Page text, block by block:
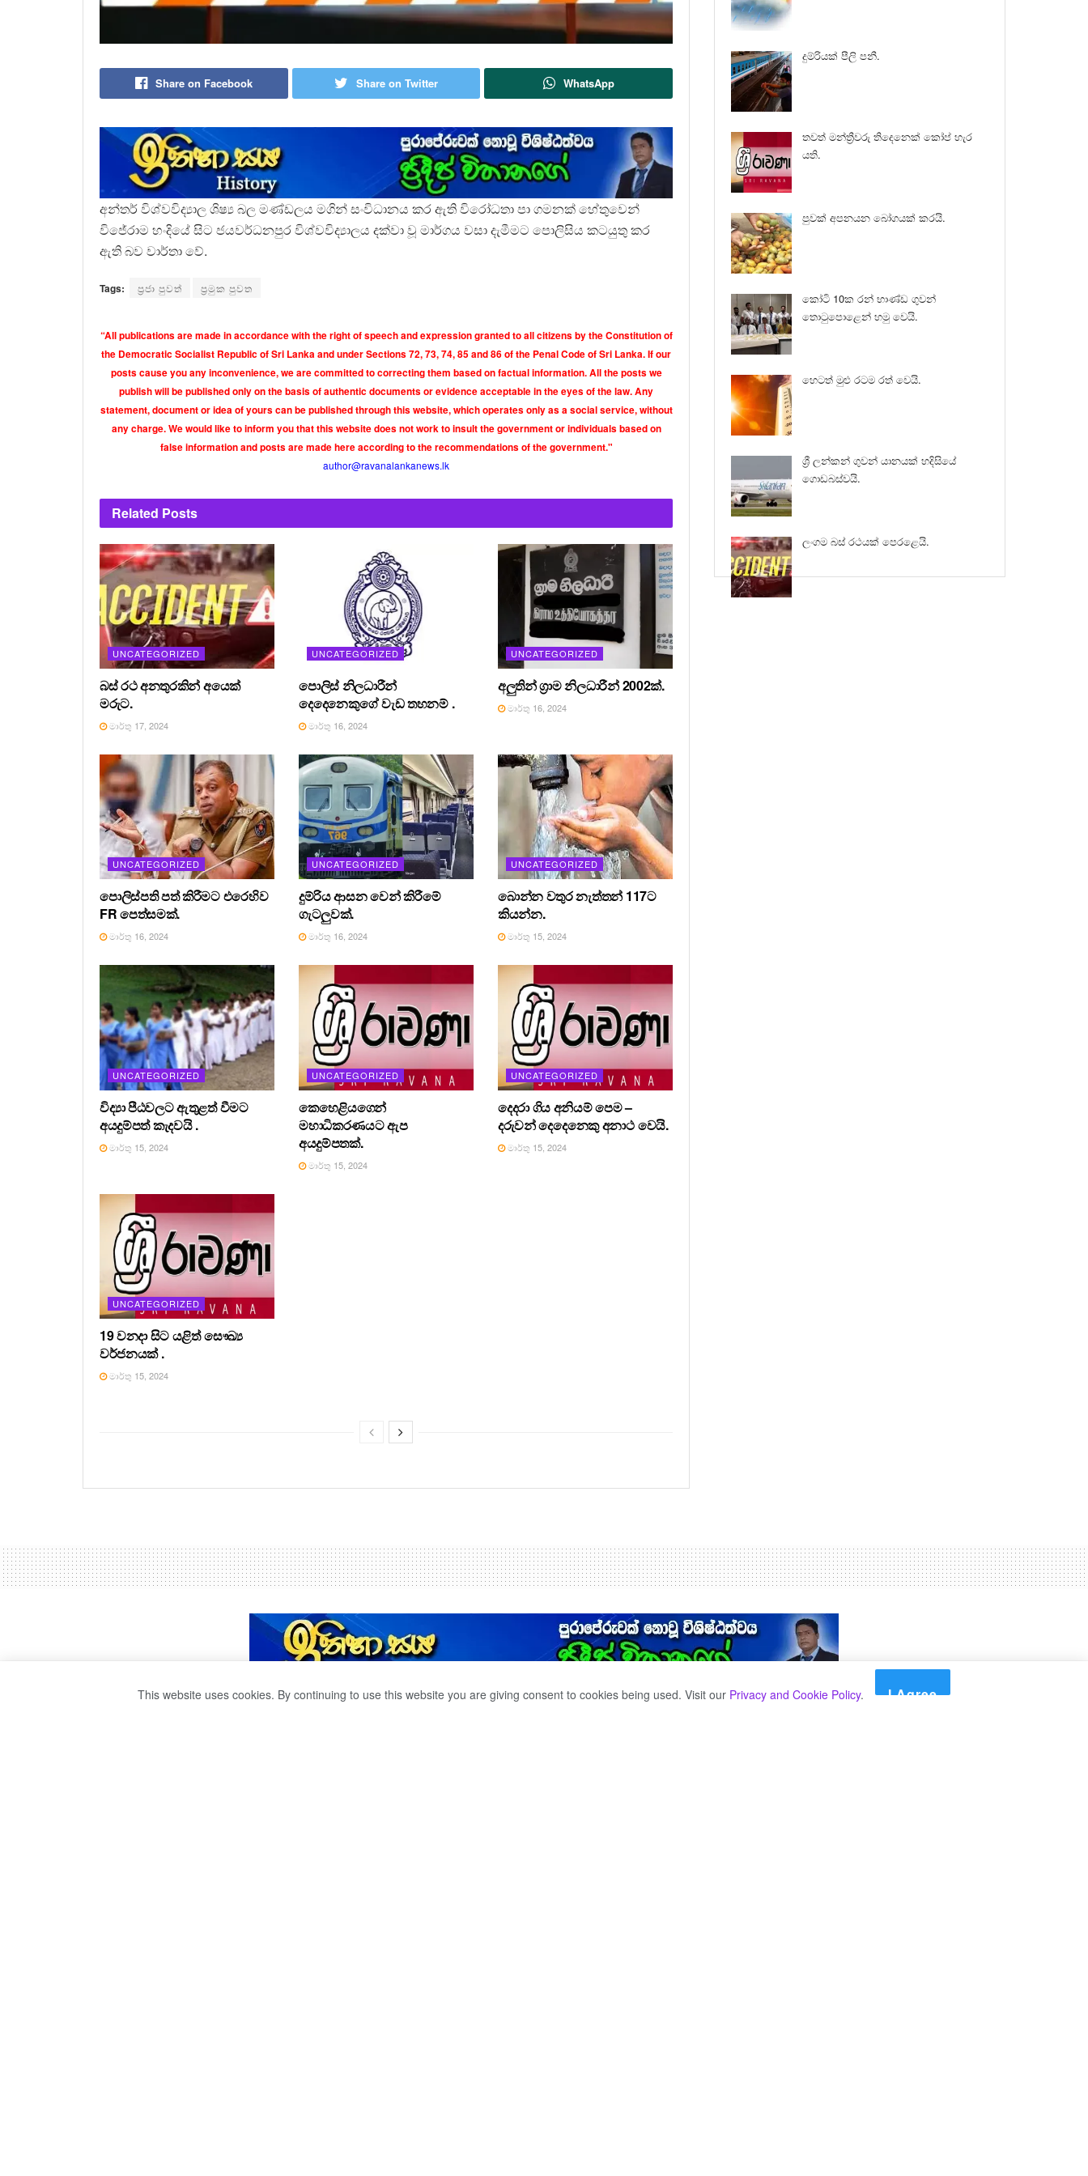
Share on Facebook Share on Twitter WhatsApp
අන්තර් විශ්වවිද්‍යාල ශිෂ්‍ය බල මණ්ඩලය මගින් සංවිධානය කර ඇති විරෝධතා පා ගමනක් හේතුවෙන්
විජේරාම හංදියේ සිට ජයවර්ධනපුර විශ්වවිද්‍යාලය දක්වා වූ මාර්ගය වසා දැමීමට පොලිසිය කටයුතු කර
ඇති බව වාර්තා වේ.
Tags: ප්‍රජා පුවත් ප්‍රමුක පුවත
“All publications are made in accordance with the right of speech and expression granted to all citizens by the Constitution of
the Democratic Socialist Republic of Sri Lanka and under Sections 72, 73, 74, 85 and 86 of the Penal Code of Sri Lanka. If our
posts cause you any inconvenience, we are committed to correcting them based on factual information. All the posts we
publish will be published only on the basis of authentic documents or evidence acceptable in the eyes of the law. Any
statement, document or idea of yours can be published through this website, which operates only as a social service, without
any charge. We would like to inform you that this website does not work to insult the government or individuals based on
false information and posts are made here according to the recommendations of the government."
author@ravanalankanews.lk
Related Posts
UNCATEGORIZED
බස් රථ අනතුරකින් අයෙක්
මරුට.
මාර්තු 17, 2024
UNCATEGORIZED
පොලිස් නිලධාරීන්
දෙදෙනෙකුගේ වැඩ තහනම් .
මාර්තු 16, 2024
UNCATEGORIZED
අලුතින් ග්‍රාම නිලධාරීන් 2002ක්.
මාර්තු 16, 2024
UNCATEGORIZED
පොලිස්පති පත් කිරීමට එරෙහිව
FR පෙත්සමක්.
මාර්තු 16, 2024
UNCATEGORIZED
දුම්රිය ආසන වෙන් කිරීමේ
ගැටලුවක්.
මාර්තු 16, 2024
UNCATEGORIZED
බොන්න වතුර නැත්තන් 117ට
කියන්න.
මාර්තු 15, 2024
UNCATEGORIZED
විද්‍යා පීඨවලට ඇතුළත් වීමට
අයදුම්පත් කැදවයි .
මාර්තු 15, 2024
UNCATEGORIZED
කෙහෙළියගෙන්
මහාධිකරණයට ඇප
අයදුම්පතක්.
මාර්තු 15, 2024
UNCATEGORIZED
දෙදරා ගිය අනියම් පෙම –
දරුවන් දෙදෙනෙකු අනාථ වෙයි.
මාර්තු 15, 2024
UNCATEGORIZED
19 වනදා සිට යළිත් සෞඛ්‍ය
වර්ජනයක් .
මාර්තු 15, 2024
දුම්රියක් පීලි පනී.
තවත් මන්ත්‍රීවරු තිදෙනෙක් කෝප් හැර
යති.
පුවක් අපනයන බෝගයක් කරයි.
කෝටි 10ක රන් භාණ්ඩ ගුවන්
තොටුපොළෙන් හමු වෙයි.
හෙටත් මුළු රටම රත් වෙයි.
ශ්‍රී ලන්කන් ගුවන් යානයක් හදිසියේ
ගොඩබස්වයි.
ලංගම බස් රථයක් පෙරළෙයි.
This website uses cookies. By continuing to use this website you are giving consent to cookies being used. Visit our Privacy and Cookie Policy. I Agree